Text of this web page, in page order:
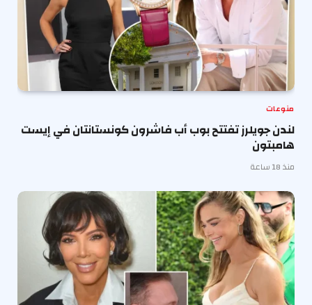
منوعات
لندن جويلرز تفتتح بوب أب فاشرون كونستانتان في إيست
هامبتون
منذ 18 ساعة